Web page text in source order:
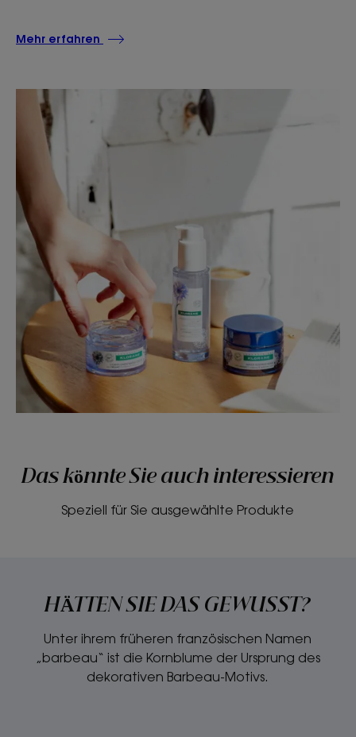
Mehr erfahren
Das könnte Sie auch interessieren
Speziell für Sie ausgewählte Produkte
HÄTTEN SIE DAS GEWUSST?
Unter ihrem früheren französischen Namen
„barbeau“ ist die Kornblume der Ursprung des
dekorativen Barbeau-Motivs.